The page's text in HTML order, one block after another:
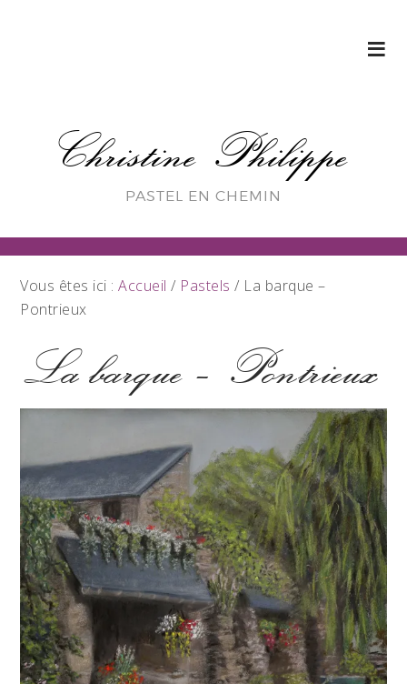
Christine Philippe
PASTEL EN CHEMIN
Vous êtes ici :Accueil / Pastels / La barque –
Pontrieux
La barque – Pontrieux